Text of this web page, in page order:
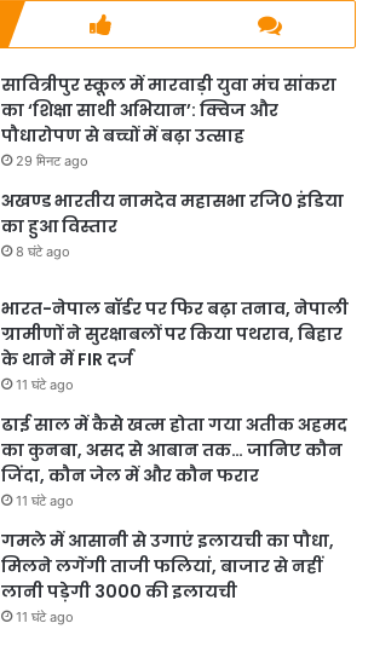
सावित्रीपुर स्कूल में मारवाड़ी युवा मंच सांकरा
का ‘शिक्षा साथी अभियान’: क्विज और
पौधारोपण से बच्चों में बढ़ा उत्साह
29 मिनट ago
अखण्ड भारतीय नामदेव महासभा रजि0 इंडिया
का हुआ विस्तार
8 घंटे ago
भारत-नेपाल बॉर्डर पर फिर बढ़ा तनाव, नेपाली
ग्रामीणों ने सुरक्षाबलों पर किया पथराव, बिहार
के थाने में FIR दर्ज
11 घंटे ago
ढाई साल में कैसे खत्म होता गया अतीक अहमद
का कुनबा, असद से आबान तक… जानिए कौन
जिंदा, कौन जेल में और कौन फरार
11 घंटे ago
गमले में आसानी से उगाएं इलायची का पौधा,
मिलने लगेंगी ताजी फलियां, बाजार से नहीं
लानी पड़ेगी 3000 की इलायची
11 घंटे ago